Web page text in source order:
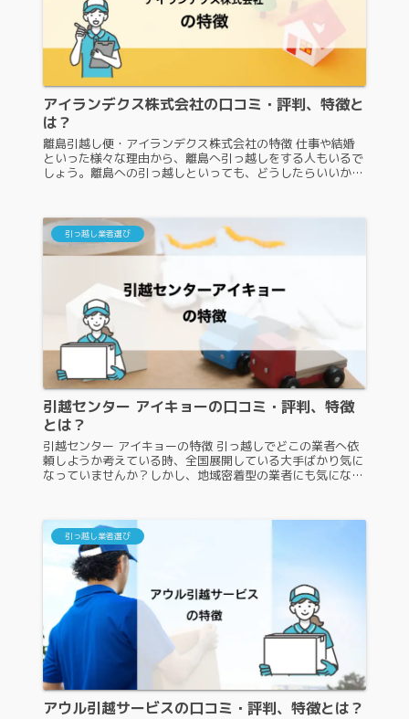
アイランデクス株式会社の口コミ・評判、特徴と
は？
離島引越し便・アイランデクス株式会社の特徴 仕事や結婚
といった様々な理由から、離島へ引っ越しをする人もいるで
しょう。離島への引っ越しといっても、どうしたらいいかわ
引っ越し業者選び
引越センター アイキョーの口コミ・評判、特徴
とは？
引越センター アイキョーの特徴 引っ越しでどこの業者へ依
頼しようか考えている時、全国展開している大手ばかり気に
なっていませんか？しかし、地域密着型の業者にも気になる
引っ越し業者選び
アウル引越サービスの口コミ・評判、特徴とは？